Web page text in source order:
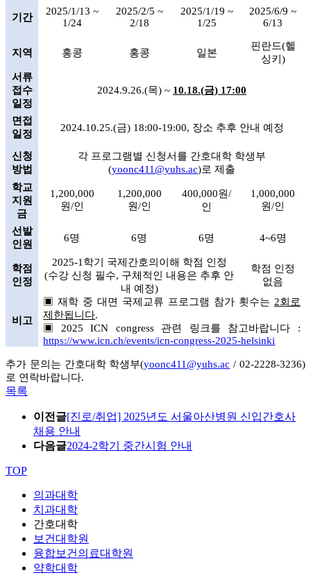
기간
2025/1/13 ~
1/24
2025/2/5 ~
2/18
2025/1/19 ~
1/25
2025/6/9 ~
6/13
지역 홍콩 홍콩 일본
핀란드(헬
싱키)
서류
접수
일정
2024.9.26.(목) ~ 10.18.(금) 17:00
면접
일정
2024.10.25.(금) 18:00-19:00, 장소 추후 안내 예정
신청
방법
각 프로그램별 신청서를 간호대학 학생부
(yoonc411@yuhs.ac)로 제출
학교
지원
금
1,200,000
원/인
1,200,000
원/인
400,000원/
인
1,000,000
원/인
선발
인원
6명 6명 6명 4~6명
학점
인정
2025-1 학기 국제간호의이해 학점 인정
(수강 신청 필수, 구체적인 내용은 추후 안
내 예정)
학점 인정
없음
비고
▣ 재학 중 대면 국제교류 프로그램 참가 횟수는 2회로
제한됩니다.
▣ 2025 ICN congress 관련 링크를 참고바랍니다 :
https://www.icn.ch/events/icn-congress-2025-helsinki
추가 문의는 간호대학 학생부(yoonc411@yuhs.ac / 02-2228-3236)
로 연락바랍니다.
목록
이전글[진로/취업] 2025년도 서울아산병원 신입간호사
채용 안내
다음글2024-2학기 중간시험 안내
TOP
의과대학
치과대학
간호대학
보건대학원
융합보건의료대학원
약학대학